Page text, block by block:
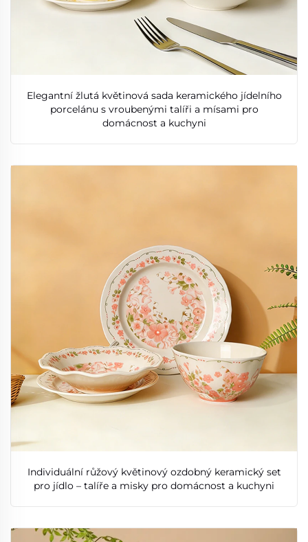
Elegantní žlutá květinová sada keramického jídelního
porcelánu s vroubenými talíři a mísami pro
domácnost a kuchyni
Individuální růžový květinový ozdobný keramický set
pro jídlo – talíře a misky pro domácnost a kuchyni